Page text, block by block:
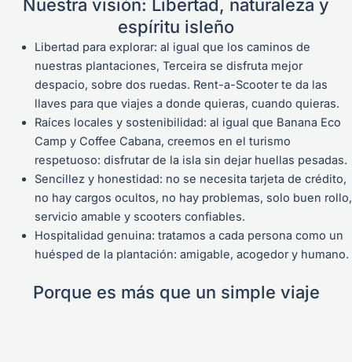
Nuestra visión: Libertad, naturaleza y
espíritu isleño
Libertad para explorar: al igual que los caminos de
nuestras plantaciones, Terceira se disfruta mejor
despacio, sobre dos ruedas. Rent-a-Scooter te da las
llaves para que viajes a donde quieras, cuando quieras.
Raíces locales y sostenibilidad: al igual que Banana Eco
Camp y Coffee Cabana, creemos en el turismo
respetuoso: disfrutar de la isla sin dejar huellas pesadas.
Sencillez y honestidad: no se necesita tarjeta de crédito,
no hay cargos ocultos, no hay problemas, solo buen rollo,
servicio amable y scooters confiables.
Hospitalidad genuina: tratamos a cada persona como un
huésped de la plantación: amigable, acogedor y humano.
Porque es más que un simple viaje